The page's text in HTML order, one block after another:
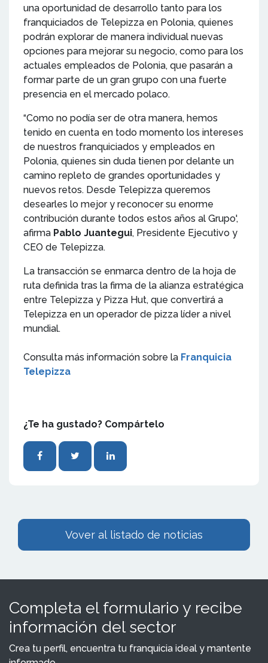
una oportunidad de desarrollo tanto para los
franquiciados de Telepizza en Polonia, quienes
podrán explorar de manera individual nuevas
opciones para mejorar su negocio, como para los
actuales empleados de Polonia, que pasarán a
formar parte de un gran grupo con una fuerte
presencia en el mercado polaco.
“Como no podía ser de otra manera, hemos
tenido en cuenta en todo momento los intereses
de nuestros franquiciados y empleados en
Polonia, quienes sin duda tienen por delante un
camino repleto de grandes oportunidades y
nuevos retos. Desde Telepizza queremos
desearles lo mejor y reconocer su enorme
contribución durante todos estos años al Grupo',
afirma Pablo Juantegui, Presidente Ejecutivo y
CEO de Telepizza.
La transacción se enmarca dentro de la hoja de
ruta definida tras la firma de la alianza estratégica
entre Telepizza y Pizza Hut, que convertirá a
Telepizza en un operador de pizza líder a nivel
mundial.
Consulta más información sobre la Franquicia
Telepizza
¿Te ha gustado? Compártelo
Vover al listado de noticias
Completa el formulario y recibe
información del sector
Crea tu perfil, encuentra tu franquicia ideal y mantente